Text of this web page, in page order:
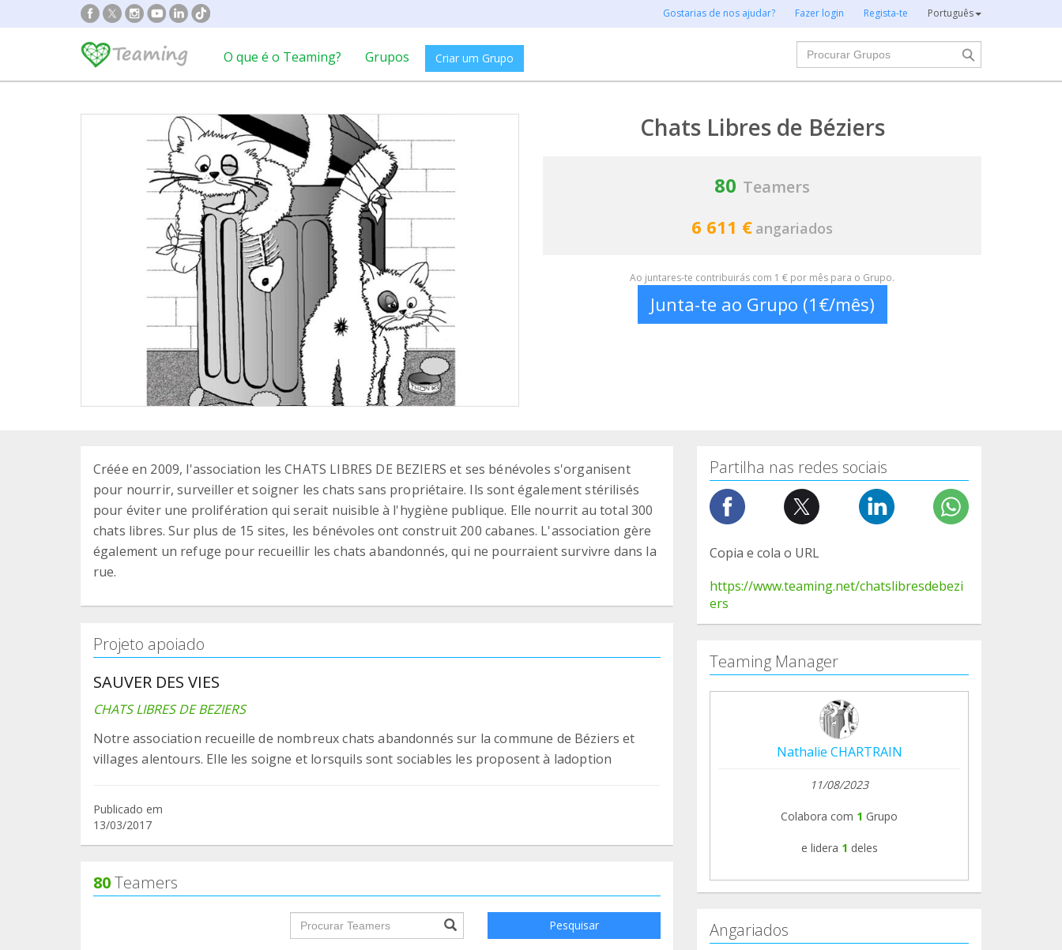
Gostarias de nos ajudar? Fazer login Regista-te Português
O que é o Teaming? Grupos Criar um Grupo
Procurar
Chats Libres de Béziers
80 Teamers
6 611 € angariados
Ao juntares-te contribuirás com 1 € por mês para o Grupo.
Junta-te ao Grupo (1€/mês)
Créée en 2009, l'association les CHATS LIBRES DE BEZIERS et ses bénévoles s'organisent
pour nourrir, surveiller et soigner les chats sans propriétaire. Ils sont également stérilisés
pour éviter une prolifération qui serait nuisible à l'hygiène publique. Elle nourrit au total 300
chats libres. Sur plus de 15 sites, les bénévoles ont construit 200 cabanes. L'association gère
également un refuge pour recueillir les chats abandonnés, qui ne pourraient survivre dans la
rue.
Projeto apoiado
SAUVER DES VIES
CHATS LIBRES DE BEZIERS
Notre association recueille de nombreux chats abandonnés sur la commune de Béziers et
villages alentours. Elle les soigne et lorsquils sont sociables les proposent à ladoption
Publicado em
13/03/2017
80Teamers
groupProfile.searchForm.search.text??? Pesquisar
Partilha nas redes sociais
Copia e cola o URL
https://www.teaming.net/chatslibresdebezi
ers
Teaming Manager
Nathalie CHARTRAIN
11/08/2023
Colabora com 1 Grupo
e lidera 1 deles
Angariados